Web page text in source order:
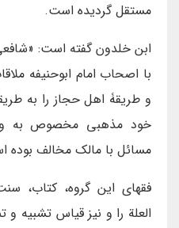
مستقل گرديده است.
ابن خلدون گفته است:
با اصحاب امام ابوحنيفه
و طريقۀ اهل حجاز را به
خود مذهبى مخصوص به
مسائل با مالك مخالف بوده
فقهای این گروه، كتاب،
العلة را و نيز قياس تشبيه و